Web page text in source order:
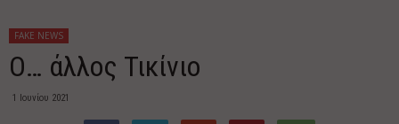
FAKE NEWS
Ο… άλλος Τικίνιο
1 Ιουνίου 2021